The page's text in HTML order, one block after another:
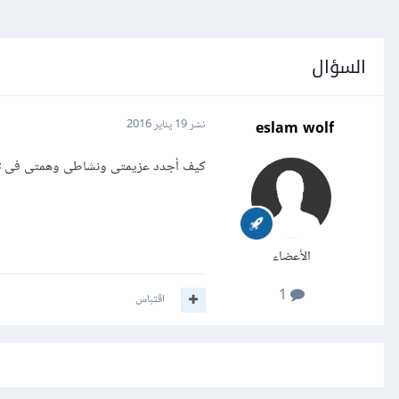
السؤال
eslam wolf
الأعضاء
نشر19 يناير 2016
كيف أجدد عزيمتى ونشاطى وهمتى فى
اقتباس